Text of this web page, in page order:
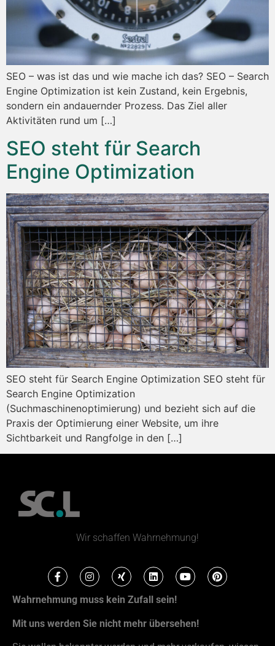
SEO – was ist das und wie mache ich das? SEO – Search
Engine Optimization ist kein Zustand, kein Ergebnis,
sondern ein andauernder Prozess. Das Ziel aller
Aktivitäten rund um […]
SEO steht für Search
Engine Optimization
SEO steht für Search Engine Optimization SEO steht für
Search Engine Optimization
(Suchmaschinenoptimierung) und bezieht sich auf die
Praxis der Optimierung einer Website, um ihre
Sichtbarkeit und Rangfolge in den […]
Wir schaffen Wahrnehmung!
Wahrnehmung muss kein Zufall sein!
Mit uns werden Sie nicht mehr übersehen!